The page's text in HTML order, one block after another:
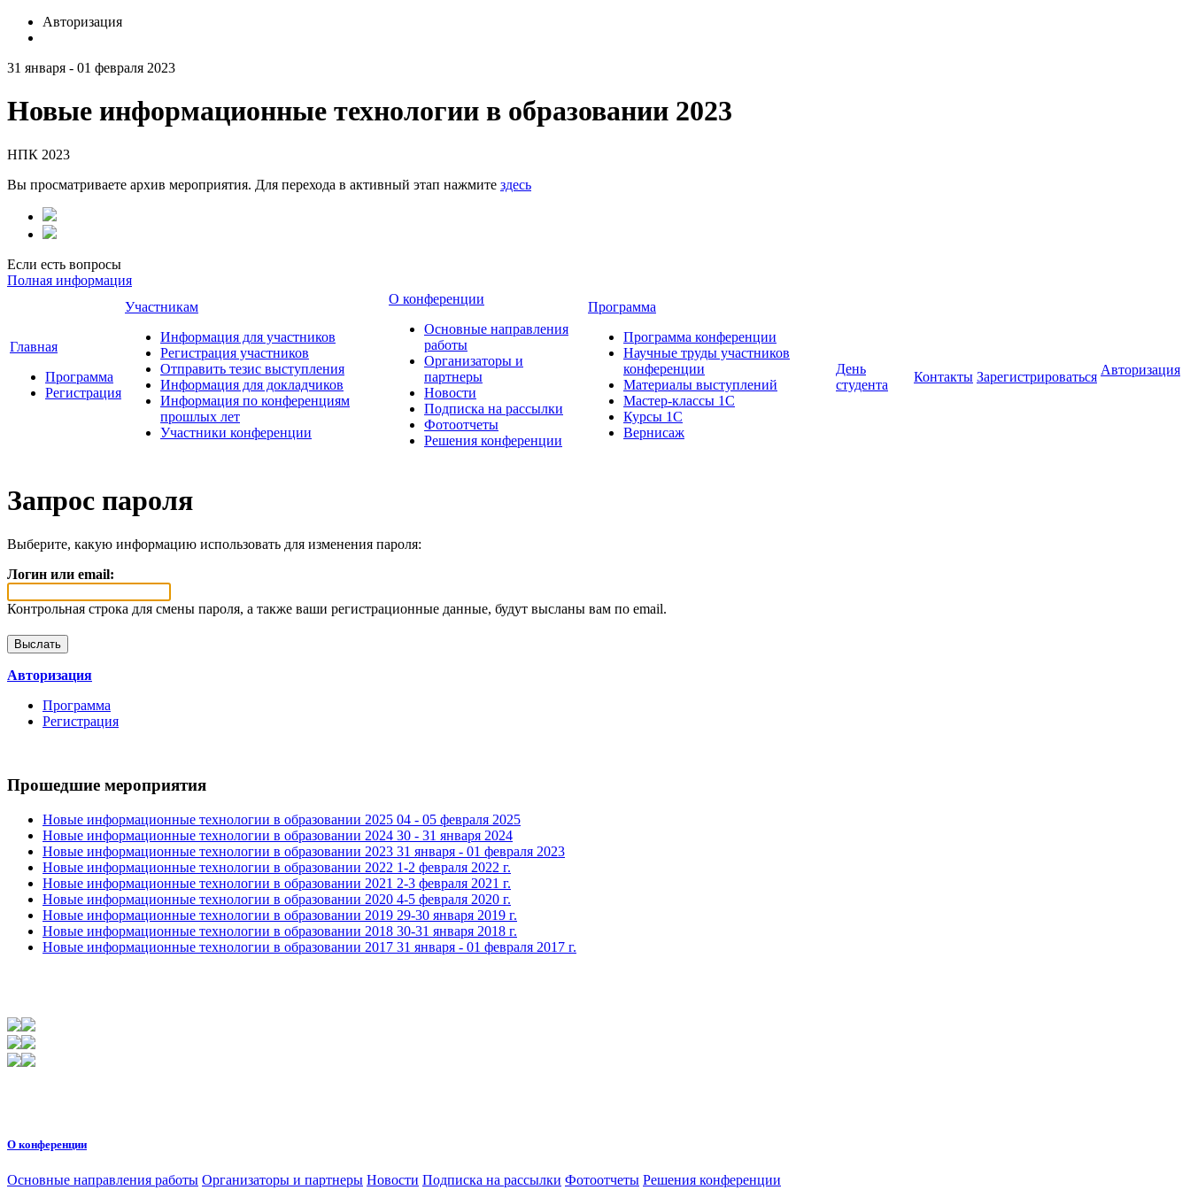
Авторизация
31 января - 01 февраля 2023
Новые информационные технологии в образовании 2023
НПК 2023
Вы просматриваете архив мероприятия. Для перехода в активный этап нажмите здесь
Если есть вопросы
Полная информация
Главная
Программа
Регистрация
Участникам
Информация для участников
Регистрация участников
Отправить тезис выступления
Информация для докладчиков
Информация по конференциям
прошлых лет
Участники конференции
О конференции
Основные направления
работы
Организаторы и
партнеры
Новости
Подписка на рассылки
Фотоотчеты
Решения конференции
Программа
Программа конференции
Научные труды участников
конференции
Материалы выступлений
Мастер-классы 1С
Курсы 1С
Вернисаж
День
студента
Контакты Зарегистрироваться Авторизация
Запрос пароля
Выберите, какую информацию использовать для изменения пароля:
Логин или email:
Контрольная строка для смены пароля, а также ваши регистрационные данные, будут высланы вам по email.
Авторизация
Программа
Регистрация
Прошедшие мероприятия
Новые информационные технологии в образовании 2025 04 - 05 февраля 2025
Новые информационные технологии в образовании 2024 30 - 31 января 2024
Новые информационные технологии в образовании 2023 31 января - 01 февраля 2023
Новые информационные технологии в образовании 2022 1-2 февраля 2022 г.
Новые информационные технологии в образовании 2021 2-3 февраля 2021 г.
Новые информационные технологии в образовании 2020 4-5 февраля 2020 г.
Новые информационные технологии в образовании 2019 29-30 января 2019 г.
Новые информационные технологии в образовании 2018 30-31 января 2018 г.
Новые информационные технологии в образовании 2017 31 января - 01 февраля 2017 г.
О конференции
Основные направления работы Организаторы и партнеры Новости Подписка на рассылки Фотоотчеты Решения конференции